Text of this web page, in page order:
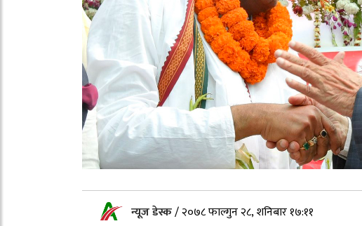
न्यूज डेस्क/२०७८ फाल्गुन २८, शनिबार १७:११